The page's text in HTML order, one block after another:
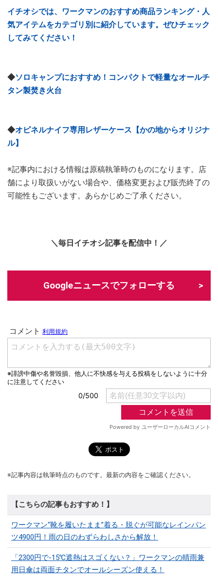
イチオシでは、ワークマンのおすすめ商品ランキング・人
気アイテムをカテゴリ別に紹介しています。ぜひチェック
してみてください！
◆ソロキャンプにおすすめ！コンパクトで軽量なオールチ
タン製焚き火台
◆オピネルナイフ専用レザーケース【かの地からオリジナ
ル】
※記事内における情報は原稿執筆時のものになります。店
舗により取扱いがない場合や、価格変更および販売終了の
可能性もございます。あらかじめご了承ください。
＼毎日イチオシ記事を配信中！／
Googleニュースでフォローする
※記事内容は執筆時点のものです。最新の内容をご確認ください。
【こちらの記事もおすすめ！】
ワークマン“靴を履いたまま”着る・脱ぐが可能なレインパン
ツ4900円！雨の日のわずらわしさから解放！
「2300円で-15℃遮熱はスゴくない？」ワークマンの晴雨兼
用日傘は両面チタンでオールシーズン使える！